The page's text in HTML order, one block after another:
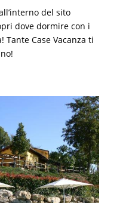
del sito
dove dormire con i
Case Vacanza ti